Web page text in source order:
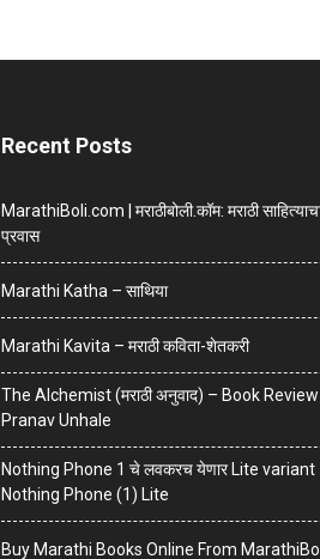
Recent Posts
MarathiBoli.com | मराठीबोली.कॉम: मराठी
प्रवास
Marathi Katha – साथिया
Marathi Kavita – मराठी कविता-शेतकरी
The Alchemist (मराठी अनुवाद) – Book
Pranav Unhale
Nothing Phone 1 चे लवकरच येणार Lite variant
Nothing Phone (1) Lite
Buy Marathi Books Online From